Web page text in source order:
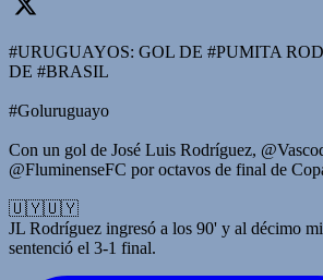
#URUGUAYOS: GOL DE #PUMITA
DE #BRASIL
#Goluruguayo
Con un gol de José Luis Rodríguez,
@FluminenseFC por octavos de final de
🇺🇾🇺🇾
JL Rodríguez ingresó a los 90' y al décimo
sentenció el 3-1 final.